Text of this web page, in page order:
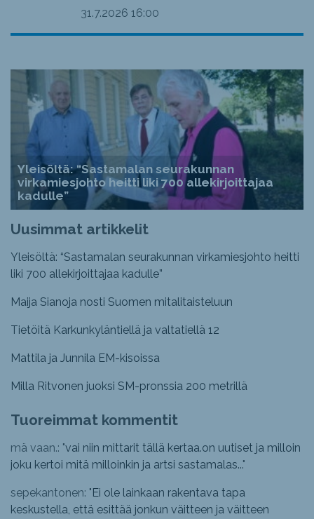
31.7.2026 16:00
Yleisöltä: “Sastamalan seurakunnan
virkamiesjohto heitti liki 700 allekirjoittajaa
kadulle”
Uusimmat artikkelit
Yleisöltä: “Sastamalan seurakunnan virkamiesjohto heitti
liki 700 allekirjoittajaa kadulle”
Maija Sianoja nosti Suomen mitalitaisteluun
Tietöitä Karkunkyläntiellä ja valtatiellä 12
Mattila ja Junnila EM-kisoissa
Milla Ritvonen juoksi SM-pronssia 200 metrillä
Tuoreimmat kommentit
mä vaan.: "vai niin mittarit tällä kertaa.on uutiset ja milloin
joku kertoi mitä milloinkin ja artsi sastamalas..."
sepekantonen: "Ei ole lainkaan rakentava tapa
keskustella, että esittää jonkun väitteen ja väitteen